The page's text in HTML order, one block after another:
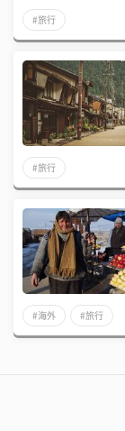
#旅行
#旅行
#海外 #旅行